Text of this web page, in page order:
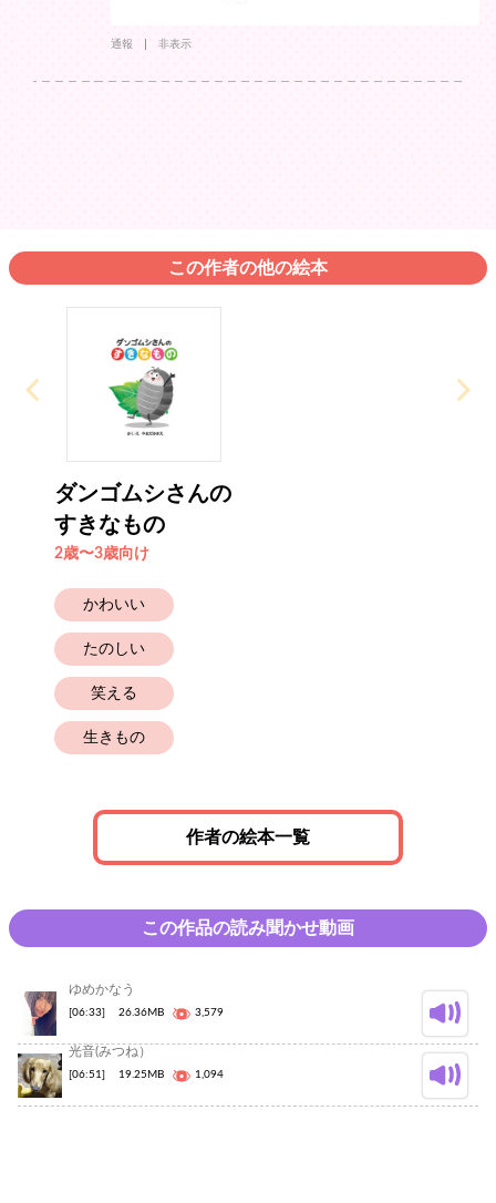
通報 非表示
この作者の他の絵本
ダンゴムシさんの
すきなもの
2歳〜3歳向け
かわいい
たのしい
笑える
生きもの
作者の絵本一覧
この作品の読み聞かせ動画
ゆめかなう
[06:33] 26.36MB 3,579
光音(みつね）
[06:51] 19.25MB 1,094